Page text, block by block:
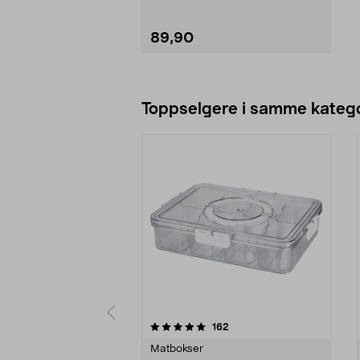
89,90
Toppselgere i samme
162
Matbokser
4.5 av 5 stjerner